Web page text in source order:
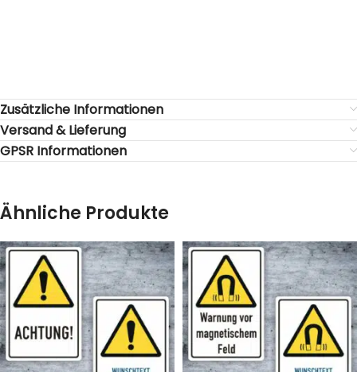
Zusätzliche Informationen
Versand & Lieferung
GPSR Informationen
Ähnliche Produkte